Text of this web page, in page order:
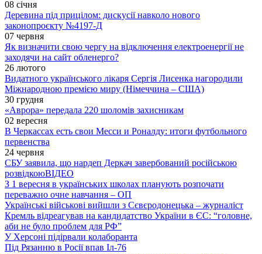
08 січня
Деревина під прицілом: дискусії навколо нового
законопроєкту №4197-Д
07 червня
Як визначити свою чергу на відключення електроенергії не
заходячи на сайт обленерго?
26 лютого
Видатного українського лікаря Сергія Лисенка нагородили
Міжнародною премією миру (Німеччина – США)
30 грудня
«Аврора» передала 220 шоломів захисникам
02 вересня
В Черкассах есть свои Месси и Роналду: итоги футбольного
первенства
24 червня
СБУ заявила, що нардеп Деркач завербований російською
розвідкоюВІДЕО
З 1 вересня в українських школах планують розпочати
переважно очне навчання – ОП
Українські військові вийшли з Сєвєродонецька – журналіст
Кремль відреагував на кандидатство України в ЄС: “головне,
аби не було проблем для РФ”
У Херсоні підірвали колаборанта
Під Рязанню в Росії впав Іл-76